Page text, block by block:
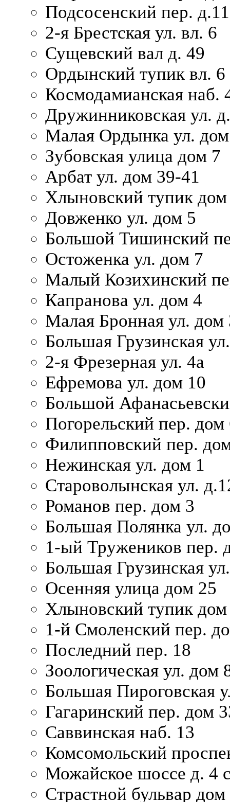
Подсосенский пер. д.11
2-я Брестская ул. вл. 6
Сущевский вал д. 49
Ордынский тупик вл. 6
Космодамианская наб.
Дружинниковская ул.
Малая Ордынка ул.
Зубовская улица дом 7
Арбат ул. дом 39-41
Хлыновский тупик
Довженко ул. дом 5
Большой Тишинский
Остоженка ул. дом 7
Малый Козихинский
Капранова ул. дом 4
Малая Бронная ул. дом
Большая Грузинская
2-я Фрезерная ул. 4а
Ефремова ул. дом 10
Большой
Погорельский пер. дом
Филипповский пер.
Нежинская ул. дом 1
Староволынская ул.
Романов пер. дом 3
Большая Полянка ул.
1-ый Тружеников пер.
Большая Грузинская
Осенняя улица дом 25
Хлыновский тупик
1-й Смоленский пер.
Последний пер. 18
Зоологическая ул. дом
Большая Пироговская
Гагаринский пер. дом
Саввинская наб. 13
Комсомольский
Можайское шоссе д. 4
Страстной бульвар дом